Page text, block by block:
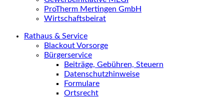
ProTherm Mertingen GmbH
Wirtschaftsbeirat
Rathaus & Service
Blackout Vorsorge
Bürgerservice
Beiträge, Gebühren, Steuern
Datenschutzhinweise
Formulare
Ortsrecht